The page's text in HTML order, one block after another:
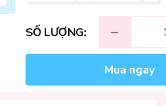
SỐ LƯỢNG:
Mua ngay